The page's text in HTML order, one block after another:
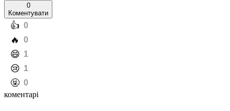
0
Коментувати
️👍 0
️🔥 0
️😄 1
️😢 1
️🤬 0
коментарі